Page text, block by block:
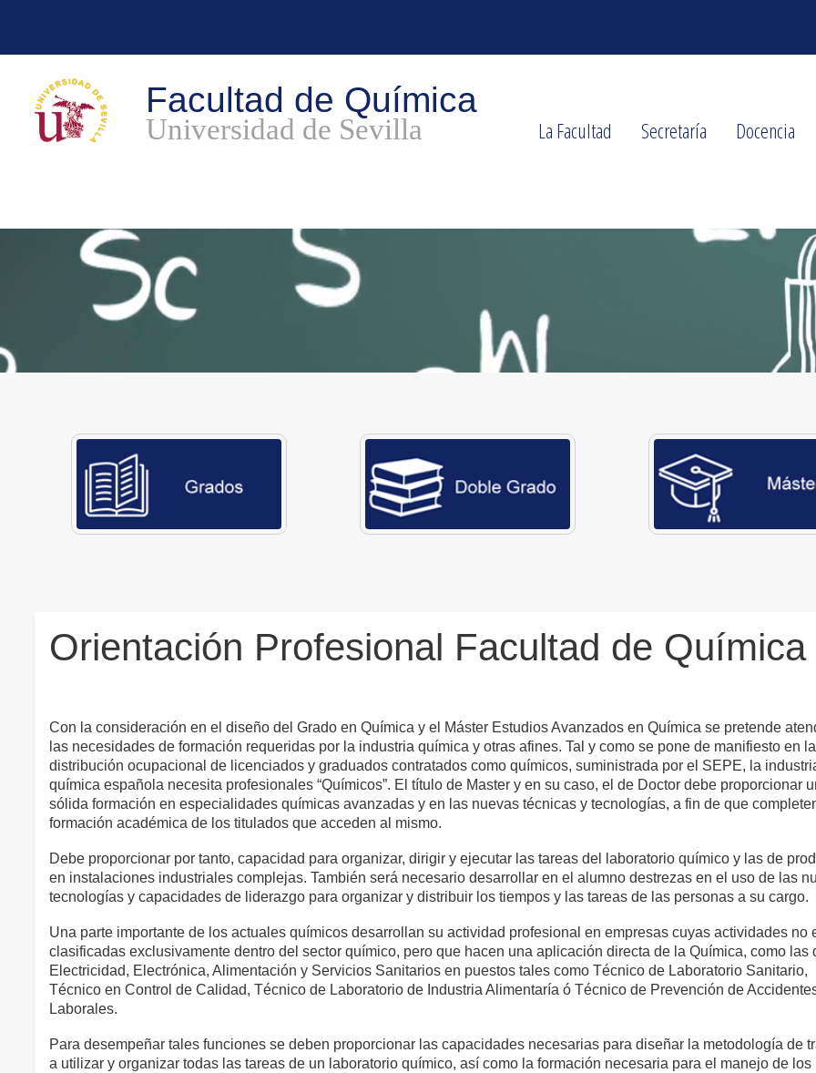
La Facultad Secretaría Docencia
Orientación Profesional Facultad de Química
Con la consideración en el diseño del Grado en Química y el Máster Estudios Avanzados en Química se pretende
las necesidades de formación requeridas por la industria química y otras afines. Tal y como se pone de manifiesto en la
distribución ocupacional de licenciados y graduados contratados como químicos, suministrada por el SEPE, la
química española necesita profesionales “Químicos”. El título de Master y en su caso, el de Doctor debe proporcionar
sólida formación en especialidades químicas avanzadas y en las nuevas técnicas y tecnologías, a fin de que
formación académica de los titulados que acceden al mismo.
Debe proporcionar por tanto, capacidad para organizar, dirigir y ejecutar las tareas del laboratorio químico y las de
en instalaciones industriales complejas. También será necesario desarrollar en el alumno destrezas en el uso de las
tecnologías y capacidades de liderazgo para organizar y distribuir los tiempos y las tareas de las personas a su cargo.
Una parte importante de los actuales químicos desarrollan su actividad profesional en empresas cuyas actividades no
clasificadas exclusivamente dentro del sector químico, pero que hacen una aplicación directa de la Química, como las
Electricidad, Electrónica, Alimentación y Servicios Sanitarios en puestos tales como Técnico de Laboratorio Sanitario,
Técnico en Control de Calidad, Técnico de Laboratorio de Industria Alimentaría ó Técnico de Prevención de
Laborales.
Para desempeñar tales funciones se deben proporcionar las capacidades necesarias para diseñar la metodología de
a utilizar y organizar todas las tareas de un laboratorio químico, así como la formación necesaria para el manejo de los